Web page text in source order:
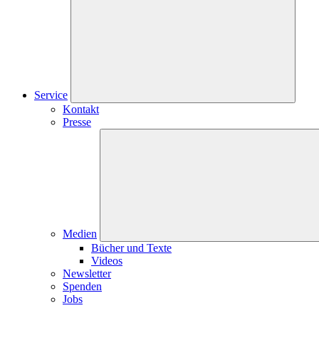
Service
Kontakt
Presse
Medien
Bücher und Texte
Videos
Newsletter
Spenden
Jobs